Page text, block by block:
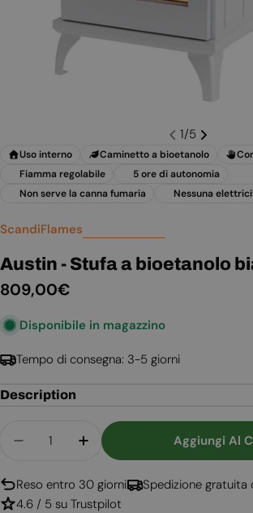
1/5
Uso interno Caminetto a bioetanolo
Fiamma regolabile
5 ore di autonomia
Non serve la canna fumaria
Nessuna
ScandiFlames
Austin - Stufa a bioetanolo
Prezzo
809,00€
Disponibile in magazzino
Tempo di consegna: 3-5 giorni
Description
Diminuisci La Quantità Per
Aumenta La Quantità
Aggiungi Al
Reso entro 30 giorni
Spedizione gratuita
4.6 / 5 su Trustpilot